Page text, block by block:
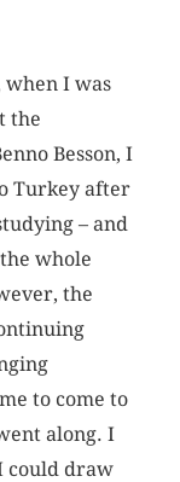
when I was
the
Besson, I
Turkey after
– and
whole
the
to come to
along. I
could draw